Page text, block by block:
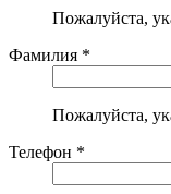
Пожалуйста,
Фамилия *
Пожалуйста,
Телефон *